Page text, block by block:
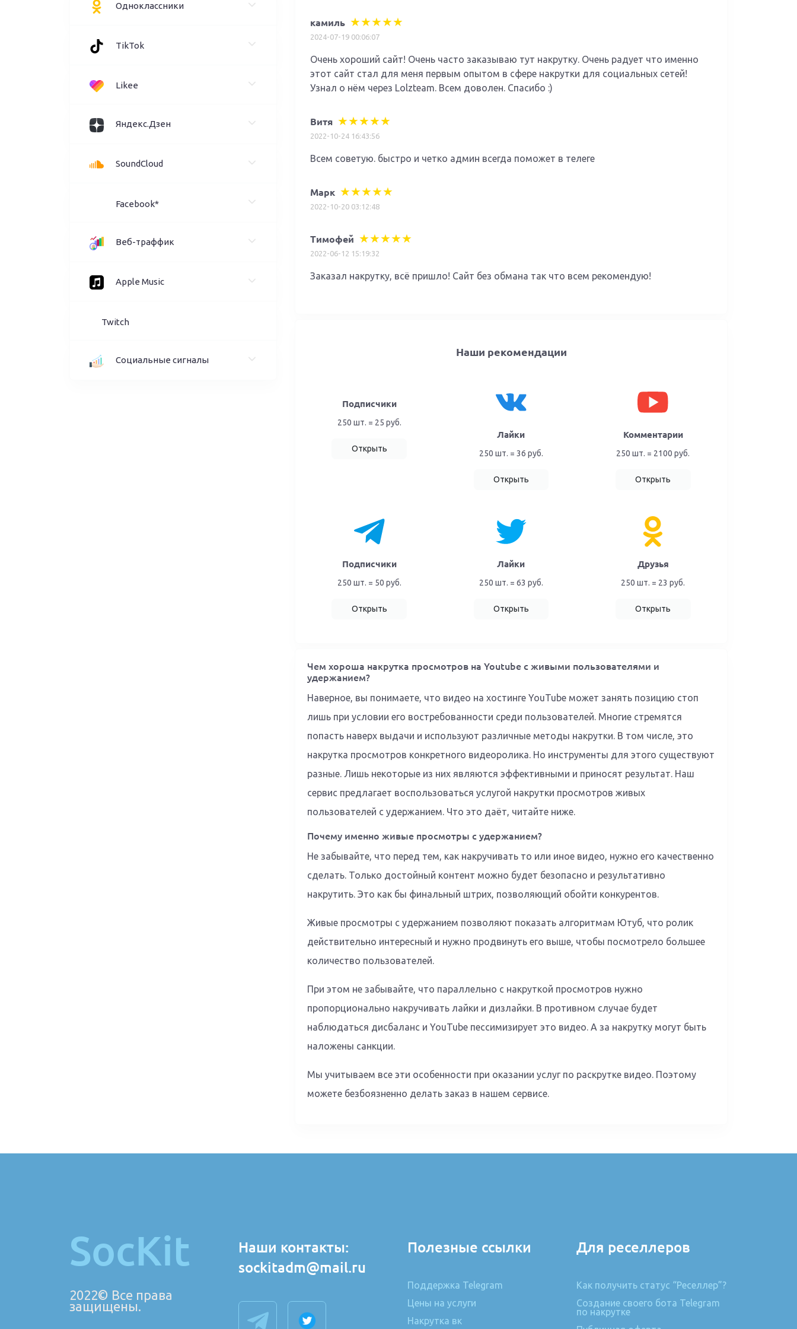
Одноклассники
TikTok
Likee
Яндекс.Дзен
SoundCloud
Facebook*
Веб-траффик
Apple Music
Twitch
Социальные сигналы
камиль
2024-07-19 00:06:07
Очень хороший сайт! Очень часто заказываю тут накрутку. Очень радует что именно
этот сайт стал для меня первым опытом в сфере накрутки для социальных сетей!
Узнал о нём через Lolzteam. Всем доволен. Спасибо :)
Витя
2022-10-24 16:43:56
Всем советую. быстро и четко админ всегда поможет в телеге
Марк
2022-10-20 03:12:48
Тимофей
2022-06-12 15:19:32
Заказал накрутку, всё пришло! Сайт без обмана так что всем рекомендую!
Наши рекомендации
Подписчики
250 шт. = 25 руб.
Открыть
Лайки
250 шт. = 36 руб.
Открыть
Комментарии
250 шт. = 2100 руб.
Открыть
Подписчики
250 шт. = 50 руб.
Открыть
Лайки
250 шт. = 63 руб.
Открыть
Друзья
250 шт. = 23 руб.
Открыть
Чем хороша накрутка просмотров на Youtube с живыми пользователями и
удержанием?
Наверное, вы понимаете, что видео на хостинге YouTube может занять позицию стоп
лишь при условии его востребованности среди пользователей. Многие стремятся
попасть наверх выдачи и используют различные методы накрутки. В том числе, это
накрутка просмотров конкретного видеоролика. Но инструменты для этого существуют
разные. Лишь некоторые из них являются эффективными и приносят результат. Наш
сервис предлагает воспользоваться услугой накрутки просмотров живых
пользователей с удержанием. Что это даёт, читайте ниже.
Почему именно живые просмотры с удержанием?
Не забывайте, что перед тем, как накручивать то или иное видео, нужно его качественно
сделать. Только достойный контент можно будет безопасно и результативно
накрутить. Это как бы финальный штрих, позволяющий обойти конкурентов.
Живые просмотры с удержанием позволяют показать алгоритмам Ютуб, что ролик
действительно интересный и нужно продвинуть его выше, чтобы посмотрело большее
количество пользователей.
При этом не забывайте, что параллельно с накруткой просмотров нужно
пропорционально накручивать лайки и дизлайки. В противном случае будет
наблюдаться дисбаланс и YouTube пессимизирует это видео. А за накрутку могут быть
наложены санкции.
Мы учитываем все эти особенности при оказании услуг по раскрутке видео. Поэтому
можете безбоязненно делать заказ в нашем сервисе.
SocKit
2022© Все права
защищены.
Наши контакты:
sockitadm@mail.ru
Полезные ссылки
Поддержка Telegram
Цены на услуги
Накрутка вк
Для реселлеров
Как получить статус “Реселлер”?
Создание своего бота Telegram
по накрутке